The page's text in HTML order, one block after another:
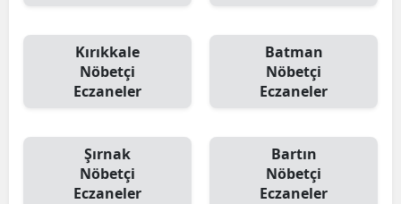
Kırıkkale
Nöbetçi
Eczaneler
Batman
Nöbetçi
Eczaneler
Şırnak
Nöbetçi
Eczaneler
Bartın
Nöbetçi
Eczaneler